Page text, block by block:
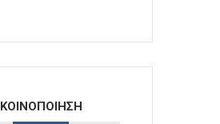
ΚΟΙΝΟΠΟΙΗΣΗ